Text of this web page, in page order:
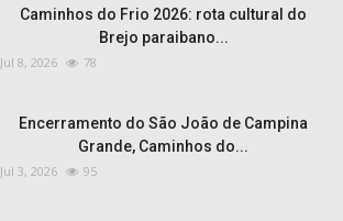
Caminhos do Frio 2026: rota cultural do
Brejo paraibano...
Jul 8, 2026 78
Encerramento do São João de Campina
Grande, Caminhos do...
Jul 3, 2026 95